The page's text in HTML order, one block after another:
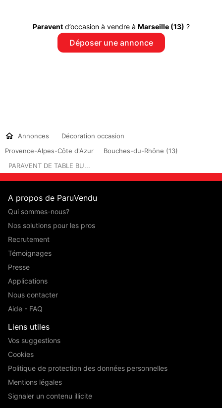
Paraventd’occasion à vendre à Marseille (13) ?
Déposer une annonce
Annonces
Décoration occasion
Provence-Alpes-Côte d'Azur
Bouches-du-Rhône (13)
PARAVENT DE TABLE BU...
A propos de ParuVendu
Qui sommes-nous?
Nos solutions pour les pros
Recrutement
Témoignages
Presse
Applications
Nous contacter
Aide - FAQ
Liens utiles
Vos suggestions
Cookies
Politique de protection des données personnelles
Mentions légales
Signaler un contenu illicite